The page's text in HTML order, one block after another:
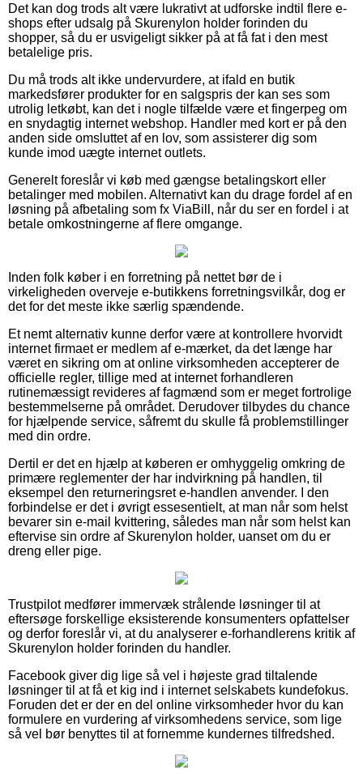
Det kan dog trods alt være lukrativt at udforske indtil flere e-
shops efter udsalg på Skurenylon holder forinden du
shopper, så du er usvigeligt sikker på at få fat i den mest
betalelige pris.
Du må trods alt ikke undervurdere, at ifald en butik
markedsfører produkter for en salgspris der kan ses som
utrolig letkøbt, kan det i nogle tilfælde være et fingerpeg om
en snydagtig internet webshop. Handler med kort er på den
anden side omsluttet af en lov, som assisterer dig som
kunde imod uægte internet outlets.
Generelt foreslår vi køb med gængse betalingskort eller
betalinger med mobilen. Alternativt kan du drage fordel af en
løsning på afbetaling som fx ViaBill, når du ser en fordel i at
betale omkostningerne af flere omgange.
Inden folk køber i en forretning på nettet bør de i
virkeligheden overveje e-butikkens forretningsvilkår, dog er
det for det meste ikke særlig spændende.
Et nemt alternativ kunne derfor være at kontrollere hvorvidt
internet firmaet er medlem af e-mærket, da det længe har
været en sikring om at online virksomheden accepterer de
officielle regler, tillige med at internet forhandleren
rutinemæssigt revideres af fagmænd som er meget fortrolige
bestemmelserne på området. Derudover tilbydes du chance
for hjælpende service, såfremt du skulle få problemstillinger
med din ordre.
Dertil er det en hjælp at køberen er omhyggelig omkring de
primære reglementer der har indvirkning på handlen, til
eksempel den returneringsret e-handlen anvender. I den
forbindelse er det i øvrigt essesentielt, at man når som helst
bevarer sin e-mail kvittering, således man når som helst kan
eftervise sin ordre af Skurenylon holder, uanset om du er
dreng eller pige.
Trustpilot medfører immervæk strålende løsninger til at
eftersøge forskellige eksisterende konsumenters opfattelser
og derfor foreslår vi, at du analyserer e-forhandlerens kritik af
Skurenylon holder forinden du handler.
Facebook giver dig lige så vel i højeste grad tiltalende
løsninger til at få et kig ind i internet selskabets kundefokus.
Foruden det er der en del online virksomheder hvor du kan
formulere en vurdering af virksomhedens service, som lige
så vel bør benyttes til at fornemme kundernes tilfredshed.